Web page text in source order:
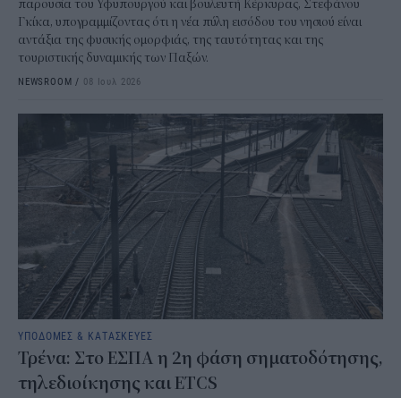
παρουσία του Υφυπουργού και βουλευτή Κέρκυρας, Στεφάνου
Γκίκα, υπογραμμίζοντας ότι η νέα πύλη εισόδου του νησιού είναι
αντάξια της φυσικής ομορφιάς, της ταυτότητας και της
τουριστικής δυναμικής των Παξών.
NEWSROOM / 08 Ιουλ 2026
ΥΠΟΔΟΜΕΣ & ΚΑΤΑΣΚΕΥΕΣ
Τρένα: Στο ΕΣΠΑ η 2η φάση σηματοδότησης,
τηλεδιοίκησης και ETCS